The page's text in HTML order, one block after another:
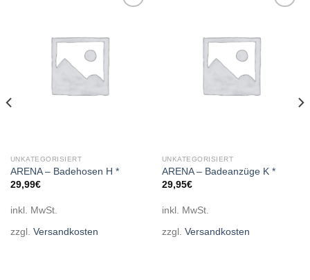
UNKATEGORISIERT
ARENA – Badehosen H *
29,99€
inkl. MwSt.
zzgl. Versandkosten
UNKATEGORISIERT
ARENA – Badeanzüge K *
29,95€
inkl. MwSt.
zzgl. Versandkosten